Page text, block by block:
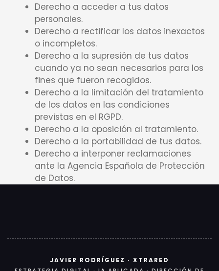
Derecho a acceder a tus datos
personales.
Derecho a rectificar los datos inexactos
o incompletos.
Derecho a la supresión de tus datos
cuando ya no sean necesarios para los
fines que fueron recogidos.
Derecho a la limitación del tratamiento
de los datos en las condiciones
previstas en el RGPD.
Derecho a la oposición al tratamiento.
Derecho a la portabilidad de tus datos.
Derecho a interponer reclamaciones
ante la Agencia Española de Protección
de Datos.
JAVIER RODRÍGUEZ · XTRARED